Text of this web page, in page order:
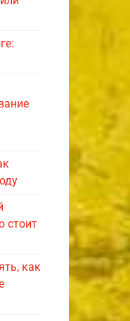
стоит
как